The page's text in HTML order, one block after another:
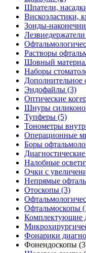
Шпатели,
Вискоэластики,
Зонды-
Растворы
Шовный
Наборы
Дополнительное
Эндофайлы (3)
Оптические
Шнуры
Тупферы (5)
Тонометры
Операционные
Боры
Налобные
Очки с
Непрямые
Отоскопы (3)
Офтальмоскопы
Комплектующие
Фонарики
Фонендоскопы